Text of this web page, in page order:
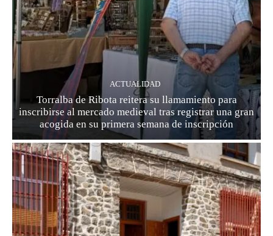
ACTUALIDAD
Torralba de Ribota reitera su llamamiento para
inscribirse al mercado medieval tras registrar una gran
acogida en su primera semana de inscripción